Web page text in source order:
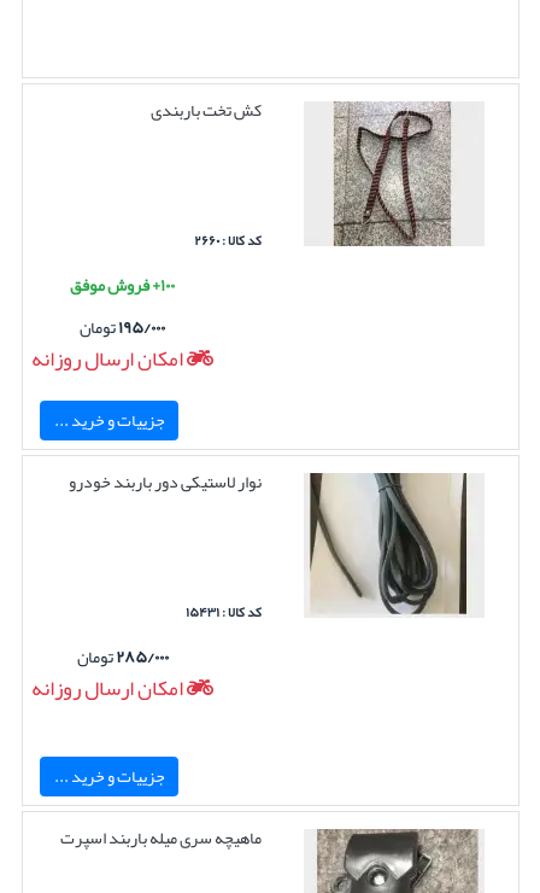
کش تخت باربندی
کد کالا : ۲۶۶۰
۱۰۰+ فروش موفق
۱۹۵/۰۰۰تومان
امکان ارسال روزانه
جزییات و خرید ...
نوار لاستیکی دور باربند خودرو
کد کالا : ۱۵۴۳۱
۲۸۵/۰۰۰تومان
امکان ارسال روزانه
جزییات و خرید ...
ماهیچه سری میله باربند اسپرت